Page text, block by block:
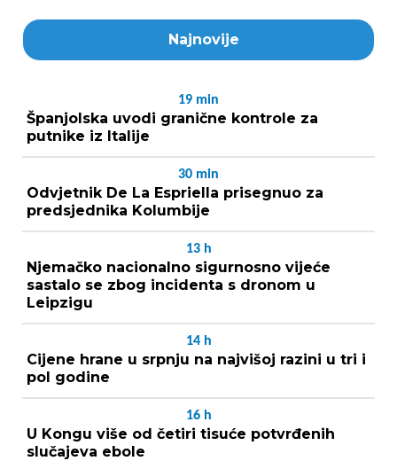
Najnovije
19 min
Španjolska uvodi granične kontrole za
putnike iz Italije
30 min
Odvjetnik De La Espriella prisegnuo za
predsjednika Kolumbije
13 h
Njemačko nacionalno sigurnosno vijeće
sastalo se zbog incidenta s dronom u
Leipzigu
14 h
Cijene hrane u srpnju na najvišoj razini u tri i
pol godine
16 h
U Kongu više od četiri tisuće potvrđenih
slučajeva ebole